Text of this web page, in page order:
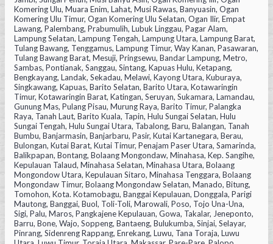
Komering Ulu, Muara Enim, Lahat, Musi Rawas, Banyuasin, Ogan
Komering Ulu Timur, Ogan Komering Ulu Selatan, Ogan Ilir, Empat
Lawang, Palembang, Prabumulih, Lubuk Linggau, Pagar Alam,
Lampung Selatan, Lampung Tengah, Lampung Utara, Lampung Barat,
Tulang Bawang, Tenggamus, Lampung Timur, Way Kanan, Pasawaran,
Tulang Bawang Barat, Mesuji, Pringsewu, Bandar Lampung, Metro,
Sambas, Pontianak, Sanggau, Sintang, Kapuas Hulu, Ketapang,
Bengkayang, Landak, Sekadau, Melawi, Kayong Utara, Kuburaya,
Singkawang, Kapuas, Barito Selatan, Barito Utara, Kotawaringin
Timur, Kotawaringin Barat, Katingan, Seruyan, Sukamara, Lamandau,
Gunung Mas, Pulang Pisau, Murung Raya, Barito Timur, Palangka
Raya, Tanah Laut, Barito Kuala, Tapin, Hulu Sungai Selatan, Hulu
Sungai Tengah, Hulu Sungai Utara, Tabalong, Baru, Balangan, Tanah
Bumbu, Banjarmasin, Banjarbaru, Pasir, Kutai Kartanegara, Berau,
Bulongan, Kutai Barat, Kutai Timur, Penajam Paser Utara, Samarinda,
Balikpapan, Bontang, Bolaang Mongondaw, Minahasa, Kep. Sangihe,
Kepulauan Talaud, Minahasa Selatan, Minahasa Utara, Bolaang
Mongondow Utara, Kepulauan Sitaro, Minahasa Tenggara, Bolaang
Mongondaw Timur, Bolaang Mongondaw Selatan, Manado, Bitung,
Tomohon, Kota. Kotamobagu, Banggai Kepulauan, Donggala, Parigi
Mautong, Banggai, Buol, Toli-Toli, Marowali, Poso, Tojo Una-Una,
Sigi, Palu, Maros, Pangkajene Kepulauan, Gowa, Takalar, Jeneponto,
Barru, Bone, Wajo, Soppeng, Bantaeng, Bulukumba, Sinjai, Selayar,
Pinrang, Sidenreng Rappang, Enrekang, Luwu, Tana Toraja, Luwu